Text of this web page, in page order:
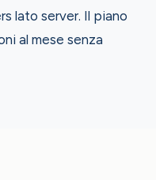
lato server. Il piano
al mese senza